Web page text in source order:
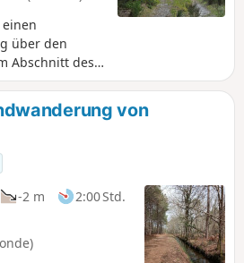
über den
Abschnitt des
sollte
von
-2 m
2:00 Std.